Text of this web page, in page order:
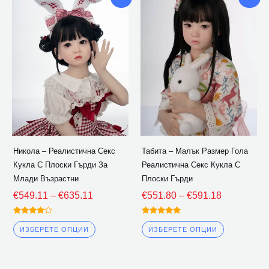
Никола – Реалистична Секс
Кукла С Плоски Гърди За
Млади Възрастни
€549.11 – €635.11
диапазон:
€549.11
през
€635.11
Оценена
4.00
извън 5
ИЗБЕРЕТЕ ОПЦИИ
има
множество
варианти.
Опциите
могат
да
бъдат
на
Табита – Малък Размер Гола
Реалистична Секс Кукла С
Плоски Гърди
€551.80 – €591.18
диапазон:
€551.80
през
€591.18
Оценена
5.00
извън 5
ИЗБЕРЕТЕ ОПЦИИ
продукт
има
множество
варианти.
Опциите
могат
да
бъдат
на